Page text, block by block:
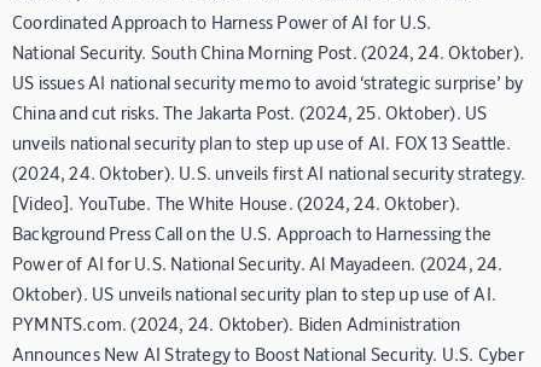
Coordinated Approach to Harness Power of AI for U.S.
National Security. South China Morning Post. (2024, 24. Oktober).
US issues AI national security memo to avoid ‘strategic surprise’ by
China and cut risks. The Jakarta Post. (2024, 25. Oktober). US
unveils national security plan to step up use of AI. FOX 13 Seattle.
(2024, 24. Oktober). U.S. unveils first AI national security strategy.
[Video]. YouTube. The White House. (2024, 24. Oktober).
Background Press Call on the U.S. Approach to Harnessing the
Power of AI for U.S. National Security. Al Mayadeen. (2024, 24.
Oktober). US unveils national security plan to step up use of AI.
PYMNTS.com. (2024, 24. Oktober). Biden Administration
Announces New AI Strategy to Boost National Security. U.S. Cyber